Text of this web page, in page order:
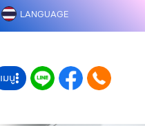
LANGUAGE
เมนู